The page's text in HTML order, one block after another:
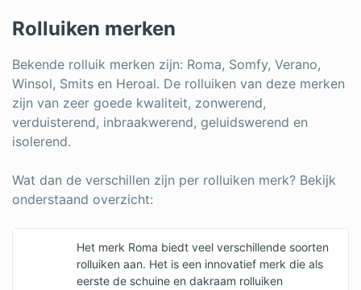
Rolluiken merken
Bekende rolluik merken zijn: Roma, Somfy, Verano,
Winsol, Smits en Heroal. De rolluiken van deze merken
zijn van zeer goede kwaliteit, zonwerend,
verduisterend, inbraakwerend, geluidswerend en
isolerend.
Wat dan de verschillen zijn per rolluiken merk? Bekijk
onderstaand overzicht:
Het merk Roma biedt veel verschillende soorten
rolluiken aan. Het is een innovatief merk die als
eerste de schuine en dakraam rolluiken